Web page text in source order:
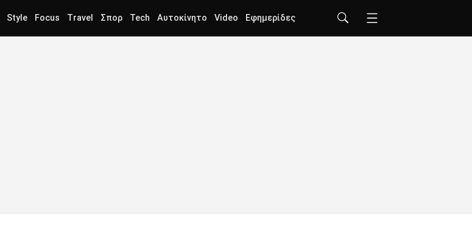
Style Focus Travel Σπορ Tech Αυτοκίνητο Video Εφημερίδες